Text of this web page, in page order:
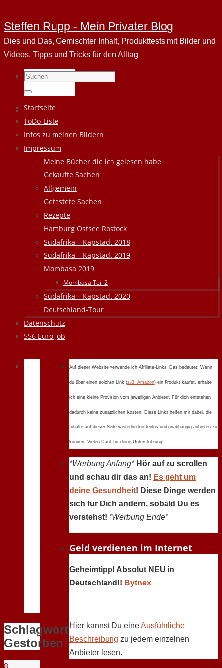
Steffen Rupp - Mein Privater Blog
Dies und Das, Gemischter Inhalt, Produkttests mit Bilder und
Videos, Tipps und Tricks für den Alltag
Suchen
nach:
Suchen
Zum
Inhalt
springen
Startseite
ToDo-Liste
Infos zu meinen Bildern
Impressum
Meine Bücher die ich gelesen habe
Gekaufte Sachen
Allgemein
Getestete Sachen
Rezepte
Hamburg Ostsee Rostock
Südafrika – Kapstadt 2018
Südafrika – Kapstadt 2019
Mombasa 2019
Mombasa Teil 2
Südafrika – Kapstadt 2020
Deutschland-Tour
Datenschutz
556 Euro Job
Schlagwort:
Gestorben
8
Auf dieser Website verwende ich Affiliate-Links. Das bedeutet: Wenn
du über einen solchen Link (z.B. Amazon) ein Produkt kaufst, erhalte
ich eine kleine Provision vom jeweiligen Anbieter. Für dich entstehen
dadurch keine zusätzlichen Kosten. Diese Links helfen mir dabei, die
Inhalte auf dieser Seite weiterhin kostenlos und unabhängig anbieten zu
können. Vielen Dank für deine Unterstützung!
*Werbung Anfang* Hör auf zu scrollen
und schau dir das an! Es geht um
deine Gesundheit! Diese Dinge werden
sich für Dich ändern, sobald Du es
verstehst! *Werbung Ende*
Geld verdienen im Internet
Geheimtipp! Absolut NEU in
Deutschland!! Bytnex
Hier kannst Du eineAusführliche
Beschreibung zu jedem einzelnen
Anbieter lesen.